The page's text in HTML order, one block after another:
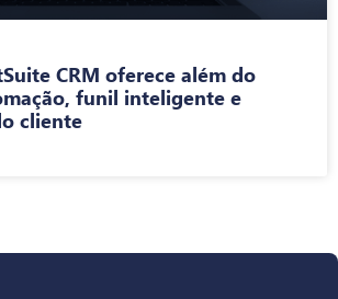
CRM oferece além do
funil inteligente e
cliente